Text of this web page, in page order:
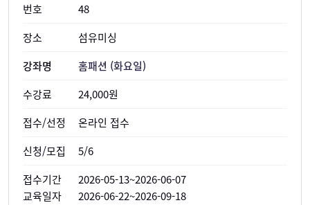
48
섬유미싱
홈패션 (화요일)
24,000원
온라인 접수
5/6
2026-05-13~2026-06-07
2026-06-22~2026-09-18